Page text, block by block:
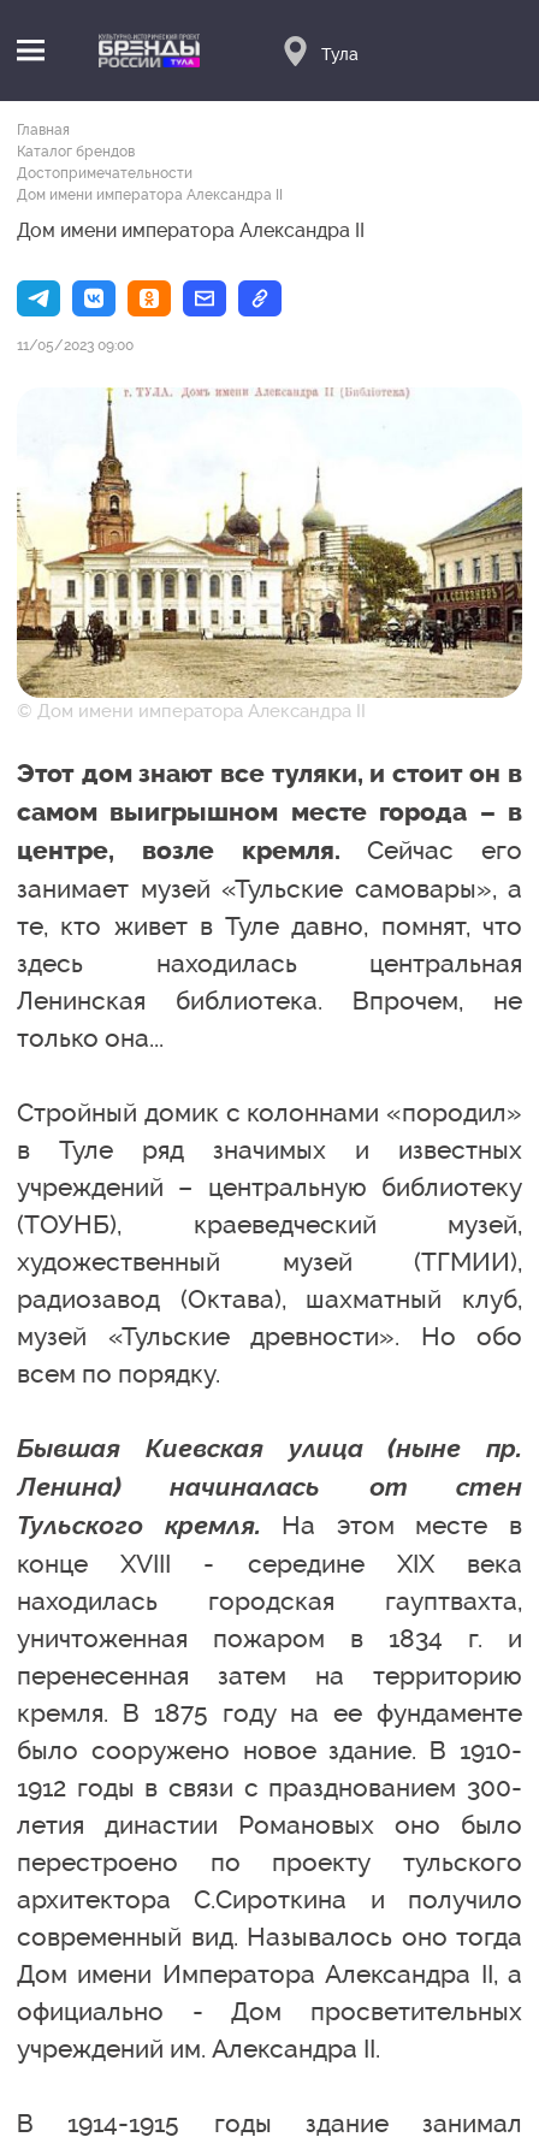
Тула
Главная
Каталог брендов
Достопримечательности
Дом имени императора Александра II
Дом имени императора Александра II
11/05/2023 09:00
© Дом имени императора Александра II
Этот дом знают все туляки, и стоит он в
самом выигрышном месте города – в
центре, возле кремля.Сейчас его
занимает музей «Тульские самовары», а
те, кто живет в Туле давно, помнят, что
здесь находилась центральная
Ленинская библиотека. Впрочем, не
только она...
Стройный домик с колоннами «породил»
в Туле ряд значимых и известных
учреждений – центральную библиотеку
(ТОУНБ), краеведческий музей,
художественный музей (ТГМИИ),
радиозавод (Октава), шахматный клуб,
музей «Тульские древности». Но обо
всем по порядку.
Бывшая Киевская улица (ныне пр.
Ленина) начиналась от стен
Тульского кремля. На этом месте в
конце XVIII - середине XIX века
находилась городская гауптвахта,
уничтоженная пожаром в 1834 г. и
перенесенная затем на территорию
кремля. В 1875 году на ее фундаменте
было сооружено новое здание. В 1910-
1912 годы в связи с празднованием 300-
летия династии Романовых оно было
перестроено по проекту тульского
архитектора С.Сироткина и получило
современный вид. Называлось оно тогда
Дом имени Императора Александра II, а
официально - Дом просветительных
учреждений им. Александра II.
В 1914-1915 годы здание занимал